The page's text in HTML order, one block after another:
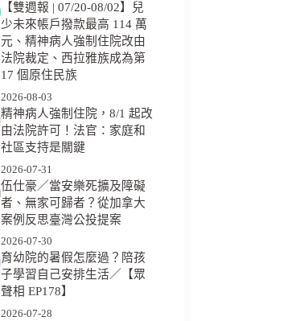
【雙週報 | 07/20-08/02】兒
少未來帳戶撥款最高 114 萬
元、精神病人強制住院改由
法院裁定、西拉雅族成為第
17 個原住民族
2026-08-03
精神病人強制住院，8/1 起改
由法院許可！法官：家庭和
社區支持是關鍵
2026-07-31
伍仕豪／當安樂死擴及障礙
者、無家可歸者？從加拿大
案例反思臺灣公投提案
2026-07-30
育幼院的暑假怎麼過？陪孩
子學習自己安排生活／【眾
聲相 EP178】
2026-07-28